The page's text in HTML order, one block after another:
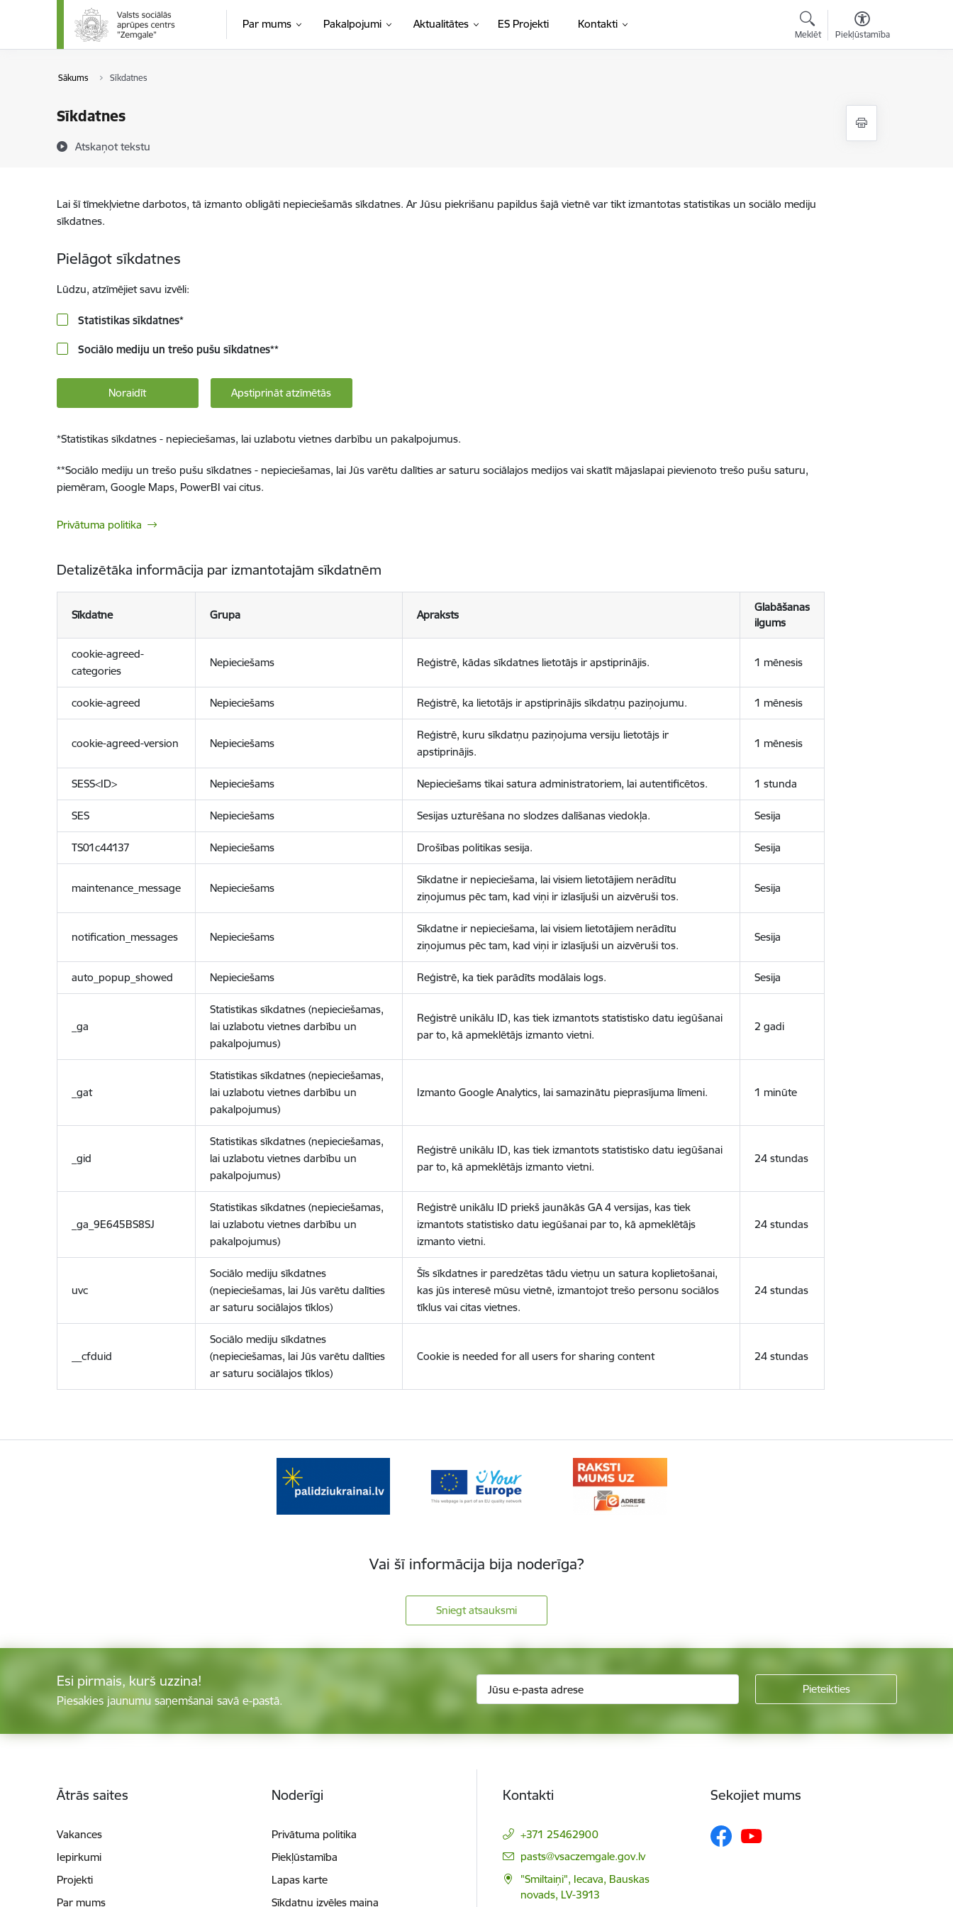
Pāriet uz lapas saturu
Par mums Pakalpojumi Aktualitātes ES Projekti Kontakti
Meklēt Piekļūstamība
Sākums Sīkdatnes
Sīkdatnes
Atskaņot tekstu
Lai šī tīmekļvietne darbotos, tā izmanto obligāti nepieciešamās sīkdatnes. Ar Jūsu piekrišanu papildus šajā vietnē var tikt izmantotas statistikas un sociālo mediju
sīkdatnes.
Pielāgot sīkdatnes
Lūdzu, atzīmējiet savu izvēli:
Statistikas sīkdatnes*
Sociālo mediju un trešo pušu sīkdatnes**
Noraidīt Apstiprināt atzīmētās
*Statistikas sīkdatnes - nepieciešamas, lai uzlabotu vietnes darbību un pakalpojumus.
**Sociālo mediju un trešo pušu sīkdatnes - nepieciešamas, lai Jūs varētu dalīties ar saturu sociālajos medijos vai skatīt mājaslapai pievienoto trešo pušu saturu,
piemēram, Google Maps, PowerBI vai citus.
Privātuma politika
Detalizētāka informācija par izmantotajām sīkdatnēm
Sīkdatne Grupa Apraksts
Glabāšanas
ilgums
cookie-agreed-
categories
Nepieciešams Reģistrē, kādas sīkdatnes lietotājs ir apstiprinājis. 1 mēnesis
cookie-agreed Nepieciešams Reģistrē, ka lietotājs ir apstiprinājis sīkdatņu paziņojumu. 1 mēnesis
cookie-agreed-version Nepieciešams
Reģistrē, kuru sīkdatņu paziņojuma versiju lietotājs ir
apstiprinājis.
1 mēnesis
SESS<ID> Nepieciešams Nepieciešams tikai satura administratoriem, lai autentificētos. 1 stunda
SES Nepieciešams Sesijas uzturēšana no slodzes dalīšanas viedokļa. Sesija
TS01c44137 Nepieciešams Drošības politikas sesija. Sesija
maintenance_message Nepieciešams
Sīkdatne ir nepieciešama, lai visiem lietotājiem nerādītu
ziņojumus pēc tam, kad viņi ir izlasījuši un aizvēruši tos.
Sesija
notification_messages Nepieciešams
Sīkdatne ir nepieciešama, lai visiem lietotājiem nerādītu
ziņojumus pēc tam, kad viņi ir izlasījuši un aizvēruši tos.
Sesija
auto_popup_showed Nepieciešams Reģistrē, ka tiek parādīts modālais logs. Sesija
_ga
Statistikas sīkdatnes (nepieciešamas,
lai uzlabotu vietnes darbību un
pakalpojumus)
Reģistrē unikālu ID, kas tiek izmantots statistisko datu iegūšanai
par to, kā apmeklētājs izmanto vietni.
2 gadi
_gat
Statistikas sīkdatnes (nepieciešamas,
lai uzlabotu vietnes darbību un
pakalpojumus)
Izmanto Google Analytics, lai samazinātu pieprasījuma līmeni. 1 minūte
_gid
Statistikas sīkdatnes (nepieciešamas,
lai uzlabotu vietnes darbību un
pakalpojumus)
Reģistrē unikālu ID, kas tiek izmantots statistisko datu iegūšanai
par to, kā apmeklētājs izmanto vietni.
24 stundas
_ga_9E645BS8SJ
Statistikas sīkdatnes (nepieciešamas,
lai uzlabotu vietnes darbību un
pakalpojumus)
Reģistrē unikālu ID priekš jaunākās GA 4 versijas, kas tiek
izmantots statistisko datu iegūšanai par to, kā apmeklētājs
izmanto vietni.
24 stundas
uvc
Sociālo mediju sīkdatnes
(nepieciešamas, lai Jūs varētu dalīties
ar saturu sociālajos tīklos)
Šīs sīkdatnes ir paredzētas tādu vietņu un satura koplietošanai,
kas jūs interesē mūsu vietnē, izmantojot trešo personu sociālos
tīklus vai citas vietnes.
24 stundas
__cfduid
Sociālo mediju sīkdatnes
(nepieciešamas, lai Jūs varētu dalīties
ar saturu sociālajos tīklos)
Cookie is needed for all users for sharing content 24 stundas
Vai šī informācija bija noderīga?
Sniegt atsauksmi
Esi pirmais, kurš uzzina!
Piesakies jaunumu saņemšanai savā e-pastā.
Ātrās saites
Vakances
Iepirkumi
Projekti
Par mums
Noderīgi
Privātuma politika
Piekļūstamība
Lapas karte
Sīkdatņu izvēles maiņa
Kontakti
+371 25462900
E-pasts:
pasts@vsaczemgale.gov.lv
"Smiltaiņi", Iecava, Bauskas
novads, LV-3913
Sekojiet mums